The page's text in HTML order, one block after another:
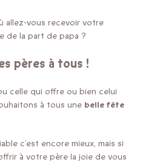
allez-vous recevoir votre
de la part de papa ?
pères à tous !
celle qui offre ou bien celui
à tous une belle fête
c’est encore mieux, mais si
à votre père la joie de vous